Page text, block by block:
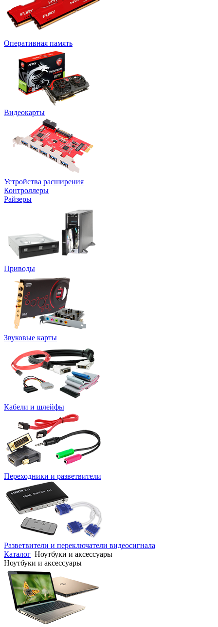
Оперативная память
Видеокарты
Устройства расширения
Контроллеры
Райзеры
Приводы
Звуковые карты
Кабели и шлейфы
Переходники и разветвители
Разветвители и переключатели видеосигнала
Каталог Ноутбуки и аксессуары
Ноутбуки и аксессуары